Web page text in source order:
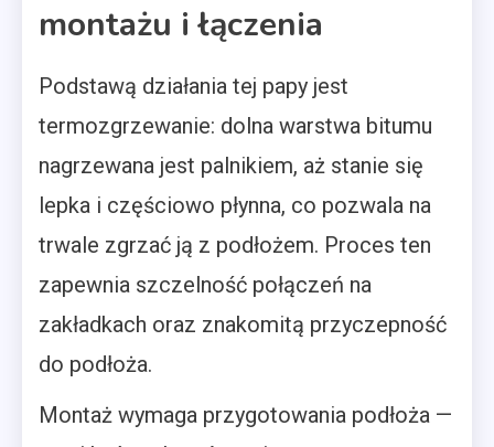
montażu i łączenia
Podstawą działania tej papy jest
termozgrzewanie: dolna warstwa bitumu
nagrzewana jest palnikiem, aż stanie się
lepka i częściowo płynna, co pozwala na
trwale zgrzać ją z podłożem. Proces ten
zapewnia szczelność połączeń na
zakładkach oraz znakomitą przyczepność
do podłoża.
Montaż wymaga przygotowania podłoża —